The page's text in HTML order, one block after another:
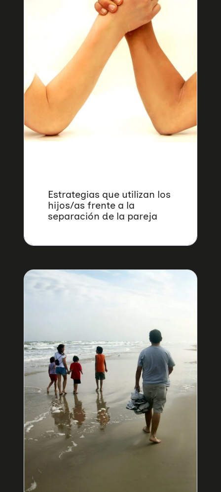
Estrategias que utilizan los
hijos/as frente a la
separación de la pareja